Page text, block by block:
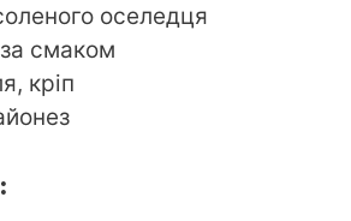
оселедця
смаком
кріп